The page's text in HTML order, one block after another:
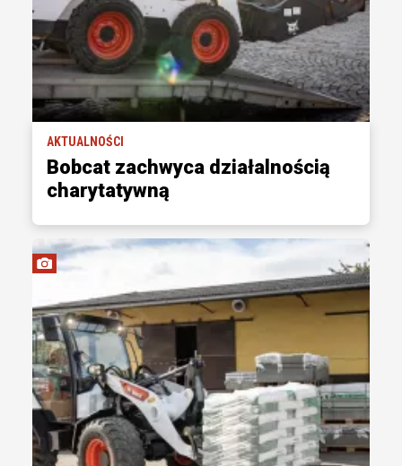
AKTUALNOŚCI
Bobcat zachwyca działalnością
charytatywną